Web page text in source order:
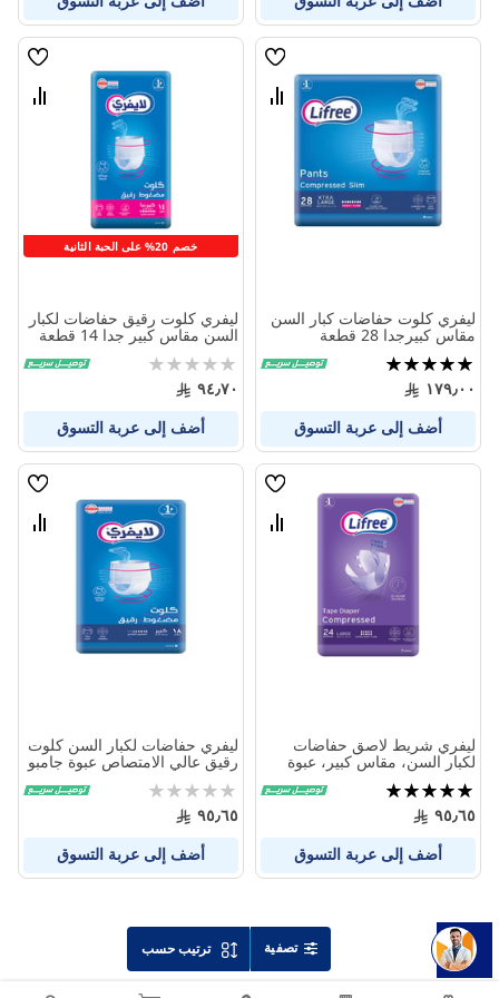
ترتيب حسب
قائمة
قارن
ليفري كلوت حفاضات كبار السن
مقاس كبيرجدا 28 قطعة
تقييم:
100%
١٧٩٫٠٠
أضف إلى عربة التسوق
خصم 20% على الحبة الثانية
قائمة
قارن
ليفري كلوت رقيق حفاضات لكبار
السن مقاس كبير جدا 14 قطعة
Rating:
0%
٩٤٫٧٠
أضف إلى عربة التسوق
قائمة
قارن
ليفري شريط لاصق حفاضات
لكبار السن، مقاس كبير، عبوة
جامبو (24) قطعة
تقييم:
100%
٩٥٫٦٥
أضف إلى عربة التسوق
قائمة
قارن
ليفري حفاضات لكبار السن كلوت
رقيق عالي الامتصاص عبوة جامبو
- 18 قطعة
Rating:
0%
٩٥٫٦٥
أضف إلى عربة التسوق
تصفية